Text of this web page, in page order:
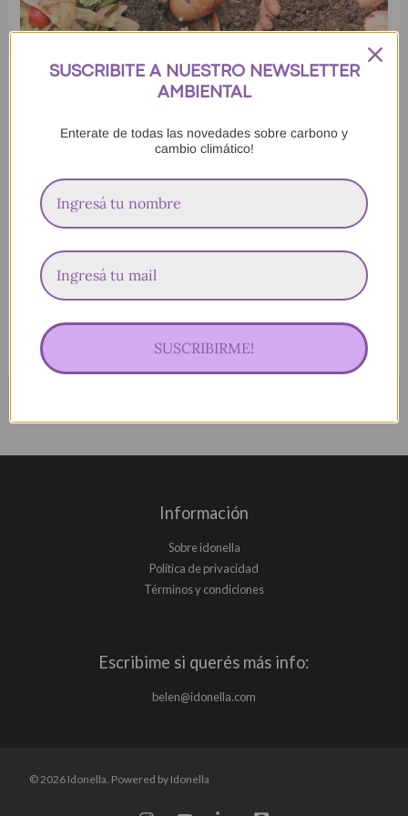
7 beneficios de compostar tus
residuos para el ambiente
RESIDUOS/idonella
de compostar tus residuos y algunos tips para aplicar en tu
compost!
residuos
para
Leer más »
Información
Sobre idonella
Política de privacidad
Términos y condiciones
Escribime si querés más info:
belen@idonella.com
© 2026 Idonella. Powered by Idonella
SUSCRIBITE A NUESTRO NEWSLETTER
AMBIENTAL
Enterate de todas las novedades sobre carbono y
cambio climático!
SUSCRIBIRME!